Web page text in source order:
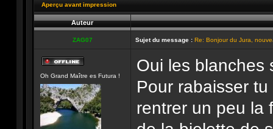
Aperçu avant impression
Auteur
ZAG07 Sujet du message : Re: Bonjour du Jura,
ligne
Oh Grand Maître es Futura !
Oui les blanches
Pour rabaisser
rentrer un peu la